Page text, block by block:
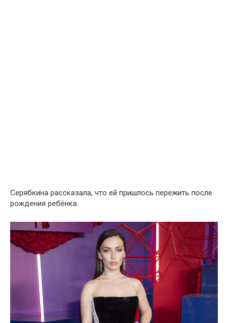
Серябкина рассказала, что ей пришлось пережить после
рождения ребёнка.